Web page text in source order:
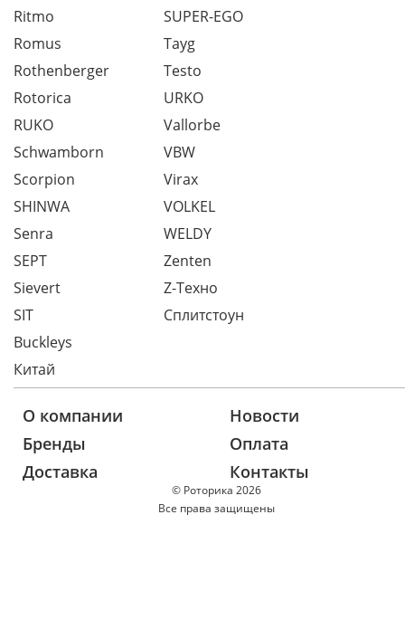
Ritmo
Romus
Rothenberger
Rotorica
RUKO
Schwamborn
Scorpion
SHINWA
Senra
SEPT
Sievert
SIT
SUPER-EGO
Tayg
Testo
URKO
Vallorbe
VBW
Virax
VOLKEL
WELDY
Zenten
Z-Техно
Сплитстоун
Buckleys
Китай
© Роторика 2026
Все права защищены
О компании
Новости
Бренды
Оплата
Доставка
Контакты